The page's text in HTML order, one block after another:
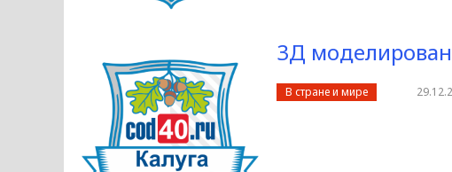
3Д
В стране и мире